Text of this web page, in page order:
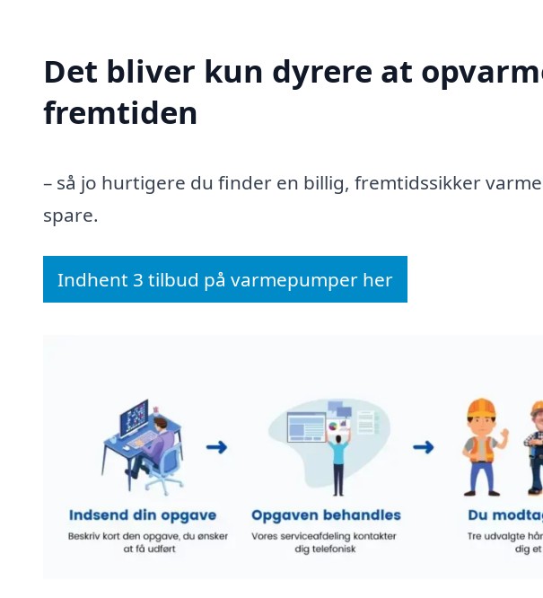
Det bliver kun dyrere at
fremtiden
– så jo hurtigere du finder en billig, fremtidssikker
spare.
Indhent 3 tilbud på varmepumper her